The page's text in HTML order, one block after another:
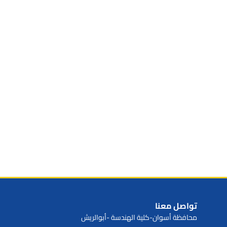
تواصل معنا
محافظة أسوان-كلية الهندسة -أبوالريش